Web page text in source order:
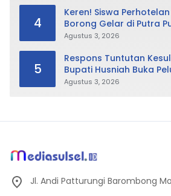
4
Keren! Siswa
Borong Gelar di Putra
Sabet Best Duta
Agustus 3, 2026
5
Respons Tuntutan
Bupati Husniah Buka
Perda LAD: Bisa Direvisi
Agustus 3, 2026
Jl. Andi Patturungi Barombong